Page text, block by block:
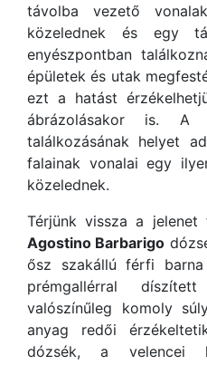
távolba vezető
közelednek és egy
enyészpontban
épületek és utak
ezt a hatást
ábrázolásakor is. A
találkozásának helyet
falainak vonalai egy
közelednek.
Térjünk vissza a jelenet
Agostino Barbarigo
ősz szakállú férfi
prémgallérral
valószínűleg komoly
anyag redői
dózsék, a velencei